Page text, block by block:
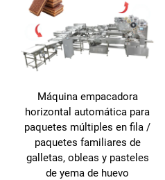
Máquina empacadora
horizontal automática para
paquetes múltiples en fila /
paquetes familiares de
galletas, obleas y pasteles
de yema de huevo